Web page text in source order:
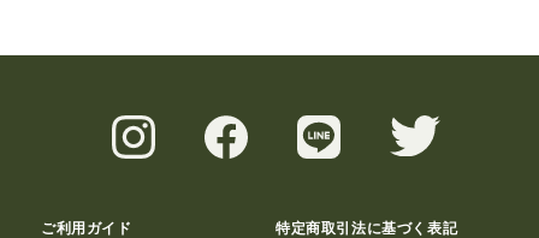
ご利用ガイド 特定商取引法に基づく表記